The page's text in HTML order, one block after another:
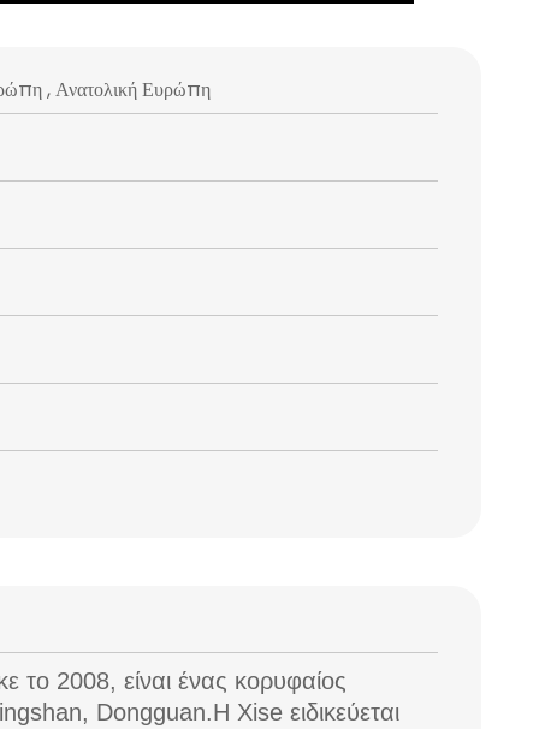
, Ανατολική Ευρώπη
το 2008, είναι ένας κορυφαίος
Dongguan.Η Xise ειδικεύεται